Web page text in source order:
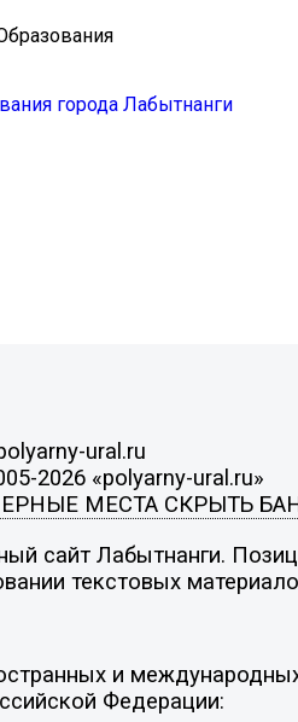
города Лабытнанги
ural.ru
2026 «polyarny-ural.ru»
МЕСТА СКРЫТЬ
сайт Лабытнанги.
текстовых
и
Федерации: